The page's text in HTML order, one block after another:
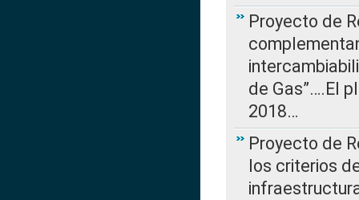
Proyecto de
de Gas”….El
2018…
Proyecto de
los criterios